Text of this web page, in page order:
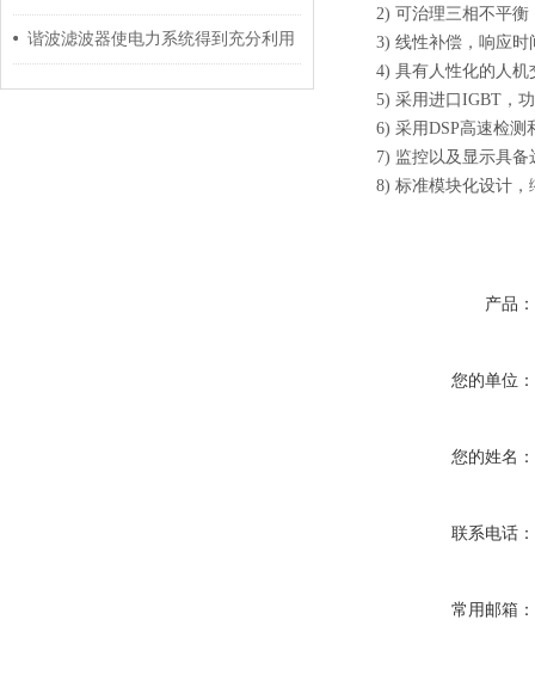
谐波滤波器使电力系统得到充分利用
2) 可治理三相不平衡
3) 线性补偿，响应时
4) 具有人性化的人机
5) 采用进口 IGBT ，
6) 采用DSP高速检测
7) 监控以及显示具
8) 标准模块化设计，
产品：
您的单位：
您的姓名：
联系电话：
常用邮箱：